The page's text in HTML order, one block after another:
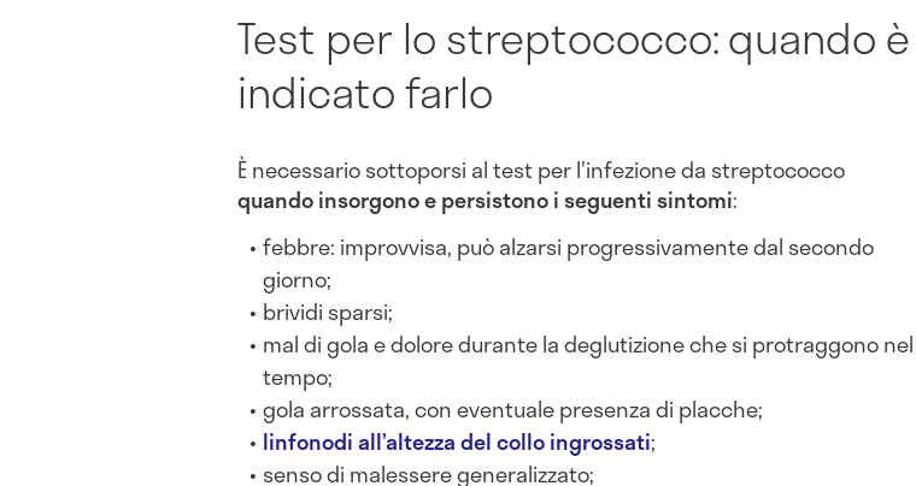
Test per lo streptococco: quando è
indicato farlo
È necessario sottoporsi al test per l'infezione da streptococco
quando insorgono e persistono i seguenti sintomi:
febbre: improvvisa, può alzarsi progressivamente dal secondo
giorno;
brividi sparsi;
mal di gola e dolore durante la deglutizione che si protraggono nel
tempo;
gola arrossata, con eventuale presenza di placche;
linfonodi all’altezza del collo ingrossati;
senso di malessere generalizzato;